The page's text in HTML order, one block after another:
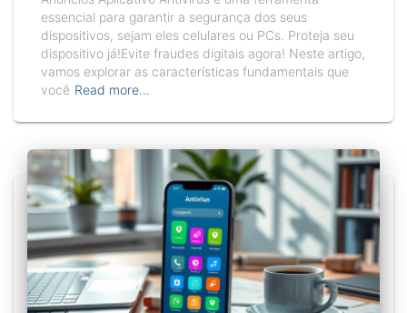
essencial para garantir a segurança dos seus
dispositivos, sejam eles celulares ou PCs. Proteja seu
dispositivo já!Evite fraudes digitais agora! Neste artigo,
vamos explorar as características fundamentais que
você Read more…